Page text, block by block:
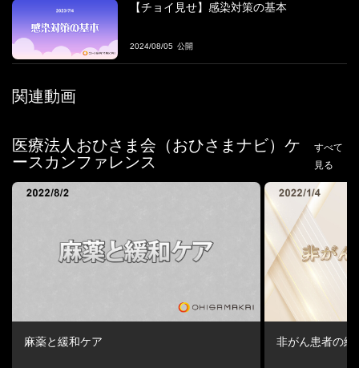
【チョイ見せ】感染対策の基本
2024/08/05
関連動画
医療法人おひさま会（おひさまナビ）ケ
ースカンファレンス
すべて
見る
麻薬と緩和ケア 非がん患者の緩